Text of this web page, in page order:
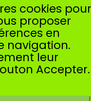
cookies pour
proposer
en
navigation.
leur
Accepter.